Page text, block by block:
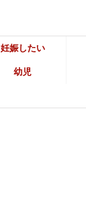
妊娠したい
幼児